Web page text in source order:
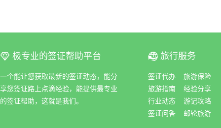
ꀆ 极专业的签证帮助平台
一个能让您获取最新的签证动态，能分
享您签证路上点滴经验，能提供最专业
的签证帮助，这就是我们。
ꀇ 旅行服务
签证代办
旅游保险
旅游指南
经验分享
行业动态
游记攻略
签证问答
邮轮旅游